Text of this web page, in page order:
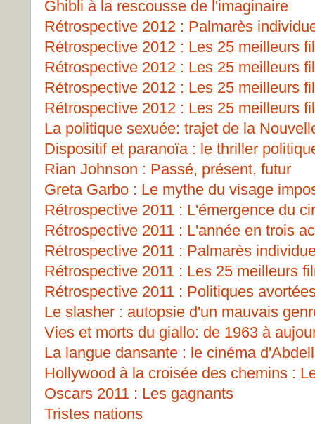
Ghibli à la rescousse de l'imaginaire
Rétrospective 2012 : Palmarès
Rétrospective 2012 : Les 25 meilleurs
Rétrospective 2012 : Les 25 meilleurs
Rétrospective 2012 : Les 25 meilleurs
Rétrospective 2012 : Les 25 meilleurs
La politique sexuée: trajet de la
Dispositif et paranoïa : le thriller
Rian Johnson : Passé, présent, futur
Greta Garbo : Le mythe du visage
Rétrospective 2011 : L'émergence du
Rétrospective 2011 : L'année en trois
Rétrospective 2011 : Palmarès
Rétrospective 2011 : Les 25 meilleurs
Rétrospective 2011 : Politiques
Le slasher : autopsie d'un mauvais
Vies et morts du giallo: de 1963 à
La langue dansante : le cinéma
Hollywood à la croisée des chemins :
Oscars 2011 : Les gagnants
Tristes nations